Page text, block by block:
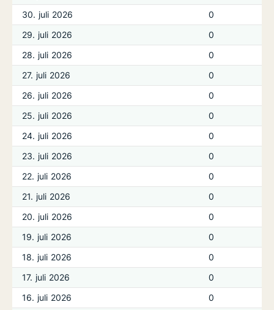
30. juli 2026
0
29. juli 2026
0
28. juli 2026
0
27. juli 2026
0
26. juli 2026
0
25. juli 2026
0
24. juli 2026
0
23. juli 2026
0
22. juli 2026
0
21. juli 2026
0
20. juli 2026
0
19. juli 2026
0
18. juli 2026
0
17. juli 2026
0
16. juli 2026
0